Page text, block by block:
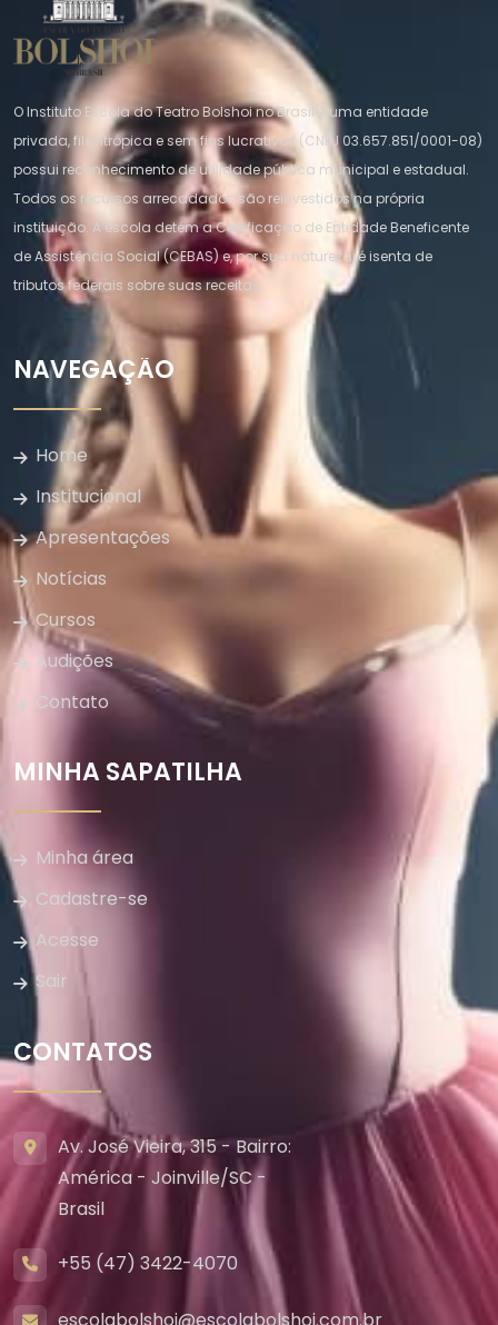
O Instituto Escola do Teatro Bolshoi no Brasil é uma entidade
privada, filantrópica e sem fins lucrativos (CNPJ 03.657.851/0001-08)
possui reconhecimento de utilidade pública municipal e estadual.
Todos os recursos arrecadados são reinvestidos na própria
instituição. A escola detém a Certificação de Entidade Beneficente
de Assistência Social (CEBAS) e, por sua natureza, é isenta de
tributos federais sobre suas receitas.
NAVEGAÇÃO
Home
Institucional
Apresentações
Notícias
Cursos
Audições
Contato
MINHA SAPATILHA
Minha área
Cadastre-se
Acesse
Sair
CONTATOS
Av. José Vieira, 315 - Bairro:
América - Joinville/SC -
Brasil
+55 (47) 3422-4070
escolabolshoi@escolabolshoi.com.br